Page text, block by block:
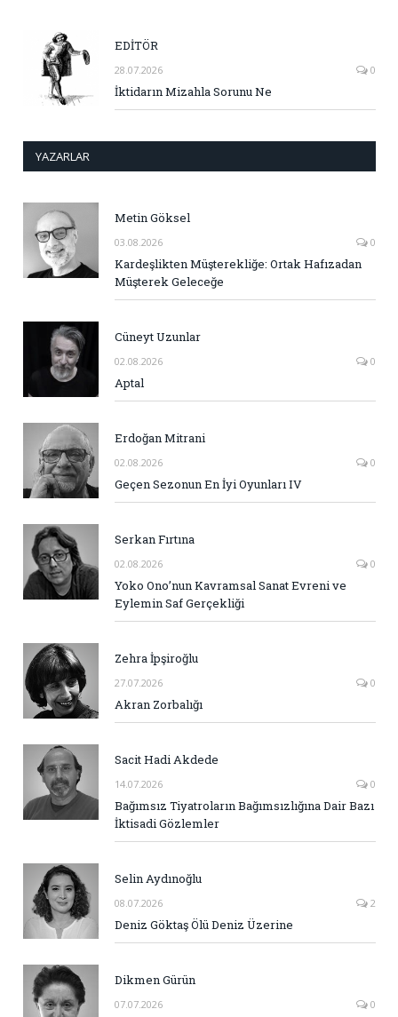
EDİTÖR
28.07.2026 0
İktidarın Mizahla Sorunu Ne
YAZARLAR
Metin Göksel
03.08.2026 0
Kardeşlikten Müşterekliğe: Ortak Hafızadan
Müşterek Geleceğe
Cüneyt Uzunlar
02.08.2026 0
Aptal
Erdoğan Mitrani
02.08.2026 0
Geçen Sezonun En İyi Oyunları IV
Serkan Fırtına
02.08.2026 0
Yoko Ono’nun Kavramsal Sanat Evreni ve
Eylemin Saf Gerçekliği
Zehra İpşiroğlu
27.07.2026 0
Akran Zorbalığı
Sacit Hadi Akdede
14.07.2026 0
Bağımsız Tiyatroların Bağımsızlığına Dair Bazı
İktisadi Gözlemler
Selin Aydınoğlu
08.07.2026 2
Deniz Göktaş Ölü Deniz Üzerine
Dikmen Gürün
07.07.2026 0